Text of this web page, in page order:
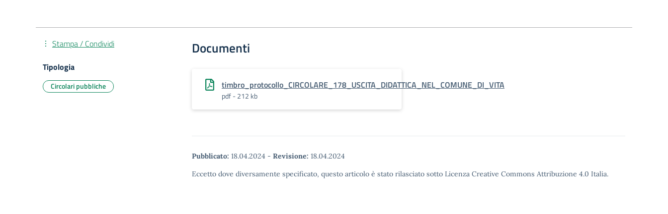
Documenti
timbro_protocollo_CIRCOLARE_178_USCITA_DIDATTICA_NEL_COMUNE_DI_VITA
pdf - 212 kb
Pubblicato: 18.04.2024 - Revisione: 18.04.2024
Eccetto dove diversamente specificato, questo articolo è stato rilasciato sotto Licenza Creative Commons Attribuzione 4.0 Italia.
Stampa / Condividi
Tipologia
Circolari pubbliche